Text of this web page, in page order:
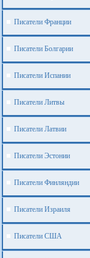
Писатели Франции
Писатели Болгарии
Писатели Испании
Писатели Литвы
Писатели Латвии
Писатели Эстонии
Писатели Финляндии
Писатели Израиля
Писатели США